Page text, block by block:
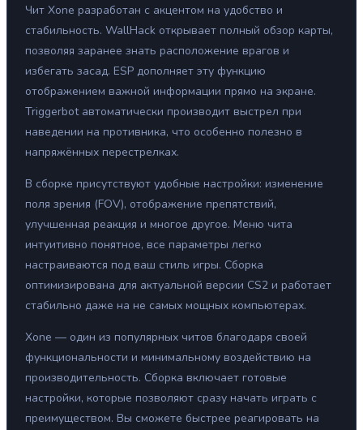
Чит Xone разработан с акцентом на удобство и
стабильность. WallHack открывает полный обзор карты,
позволяя заранее знать расположение врагов и
избегать засад. ESP дополняет эту функцию
отображением важной информации прямо на экране.
Triggerbot автоматически производит выстрел при
наведении на противника, что особенно полезно в
напряжённых перестрелках.
В сборке присутствуют удобные настройки: изменение
поля зрения (FOV), отображение препятствий,
улучшенная реакция и многое другое. Меню чита
интуитивно понятное, все параметры легко
настраиваются под ваш стиль игры. Сборка
оптимизирована для актуальной версии CS2 и работает
стабильно даже на не самых мощных компьютерах.
Xone — один из популярных читов благодаря своей
функциональности и минимальному воздействию на
производительность. Сборка включает готовые
настройки, которые позволяют сразу начать играть с
преимуществом. Вы сможете быстрее реагировать на